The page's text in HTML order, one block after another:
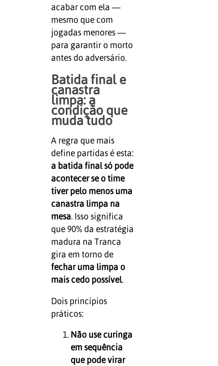
acabar com ela —
mesmo que com
jogadas menores —
para garantir o morto
antes do adversário.
Batida final e
canastra
limpa: a
condição que
muda tudo
A regra que mais
define partidas é esta:
a batida final só pode
acontecer se o time
tiver pelo menos uma
canastra limpa na
mesa. Isso significa
que 90% da estratégia
madura na Tranca
gira em torno de
fechar uma limpa o
mais cedo possível.
Dois princípios
práticos:
Não use curinga
em sequência
que pode virar